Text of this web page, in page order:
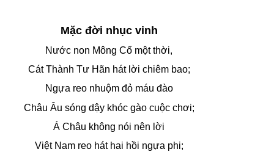
Mặc đời nhục vinh
Nước non Mông Cổ một thời,
Cát Thành Tư Hãn hát lời chiêm bao;
Ngựa reo nhuộm đỏ máu đào
Châu Âu sóng dậy khóc gào cuộc chơi;
Á Châu không nói nên lời
Việt Nam reo hát hai hồi ngựa phi;